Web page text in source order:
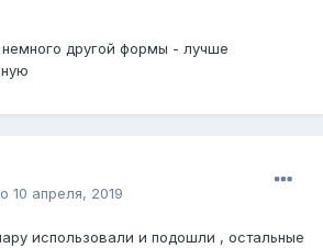
другой формы - лучше
10 апреля, 2019
использовали и подошли , остальные